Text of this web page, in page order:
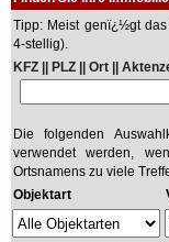
Tipp: Meist genï¿½gt
4-stellig).
KFZ || PLZ || Ort ||
Die folgenden
verwendet werden,
Ortsnamens zu viele
Objektart